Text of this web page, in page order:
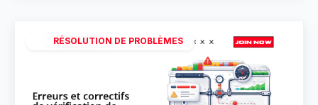
RÉSOLUTION DE PROBLÈMES